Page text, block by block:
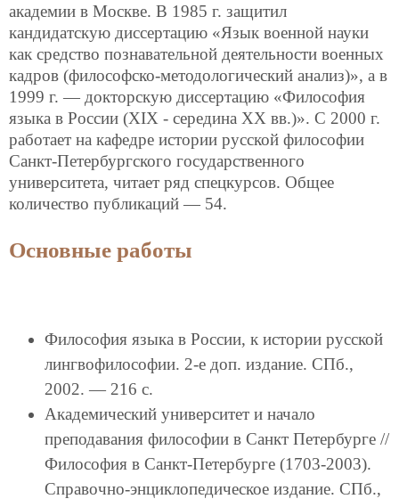
академии в Москве. В 1985 г. защитил
кандидатскую диссертацию «Язык военной науки
как средство познавательной деятельности военных
кадров (философско-методологический анализ)», а в
1999 г. — докторскую диссертацию «Философия
языка в России (XIX - середина XX вв.)». С 2000 г.
работает на кафедре истории русской философии
Санкт-Петербургского государственного
университета, читает ряд спецкурсов. Общее
количество публикаций — 54.
Основные работы
Философия языка в России, к истории русской
лингвофилософии. 2-е доп. издание. СПб.,
2002. — 216 с.
Академический университет и начало
преподавания философии в Санкт Петербурге //
Философия в Санкт-Петербурге (1703-2003).
Справочно-энциклопедическое издание. СПб.,